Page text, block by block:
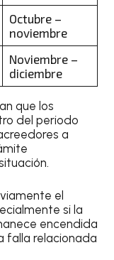
Octubre –
noviembre
Noviembre –
diciembre
que los
del periodo
a
el
si la
encendida
falla relacionada